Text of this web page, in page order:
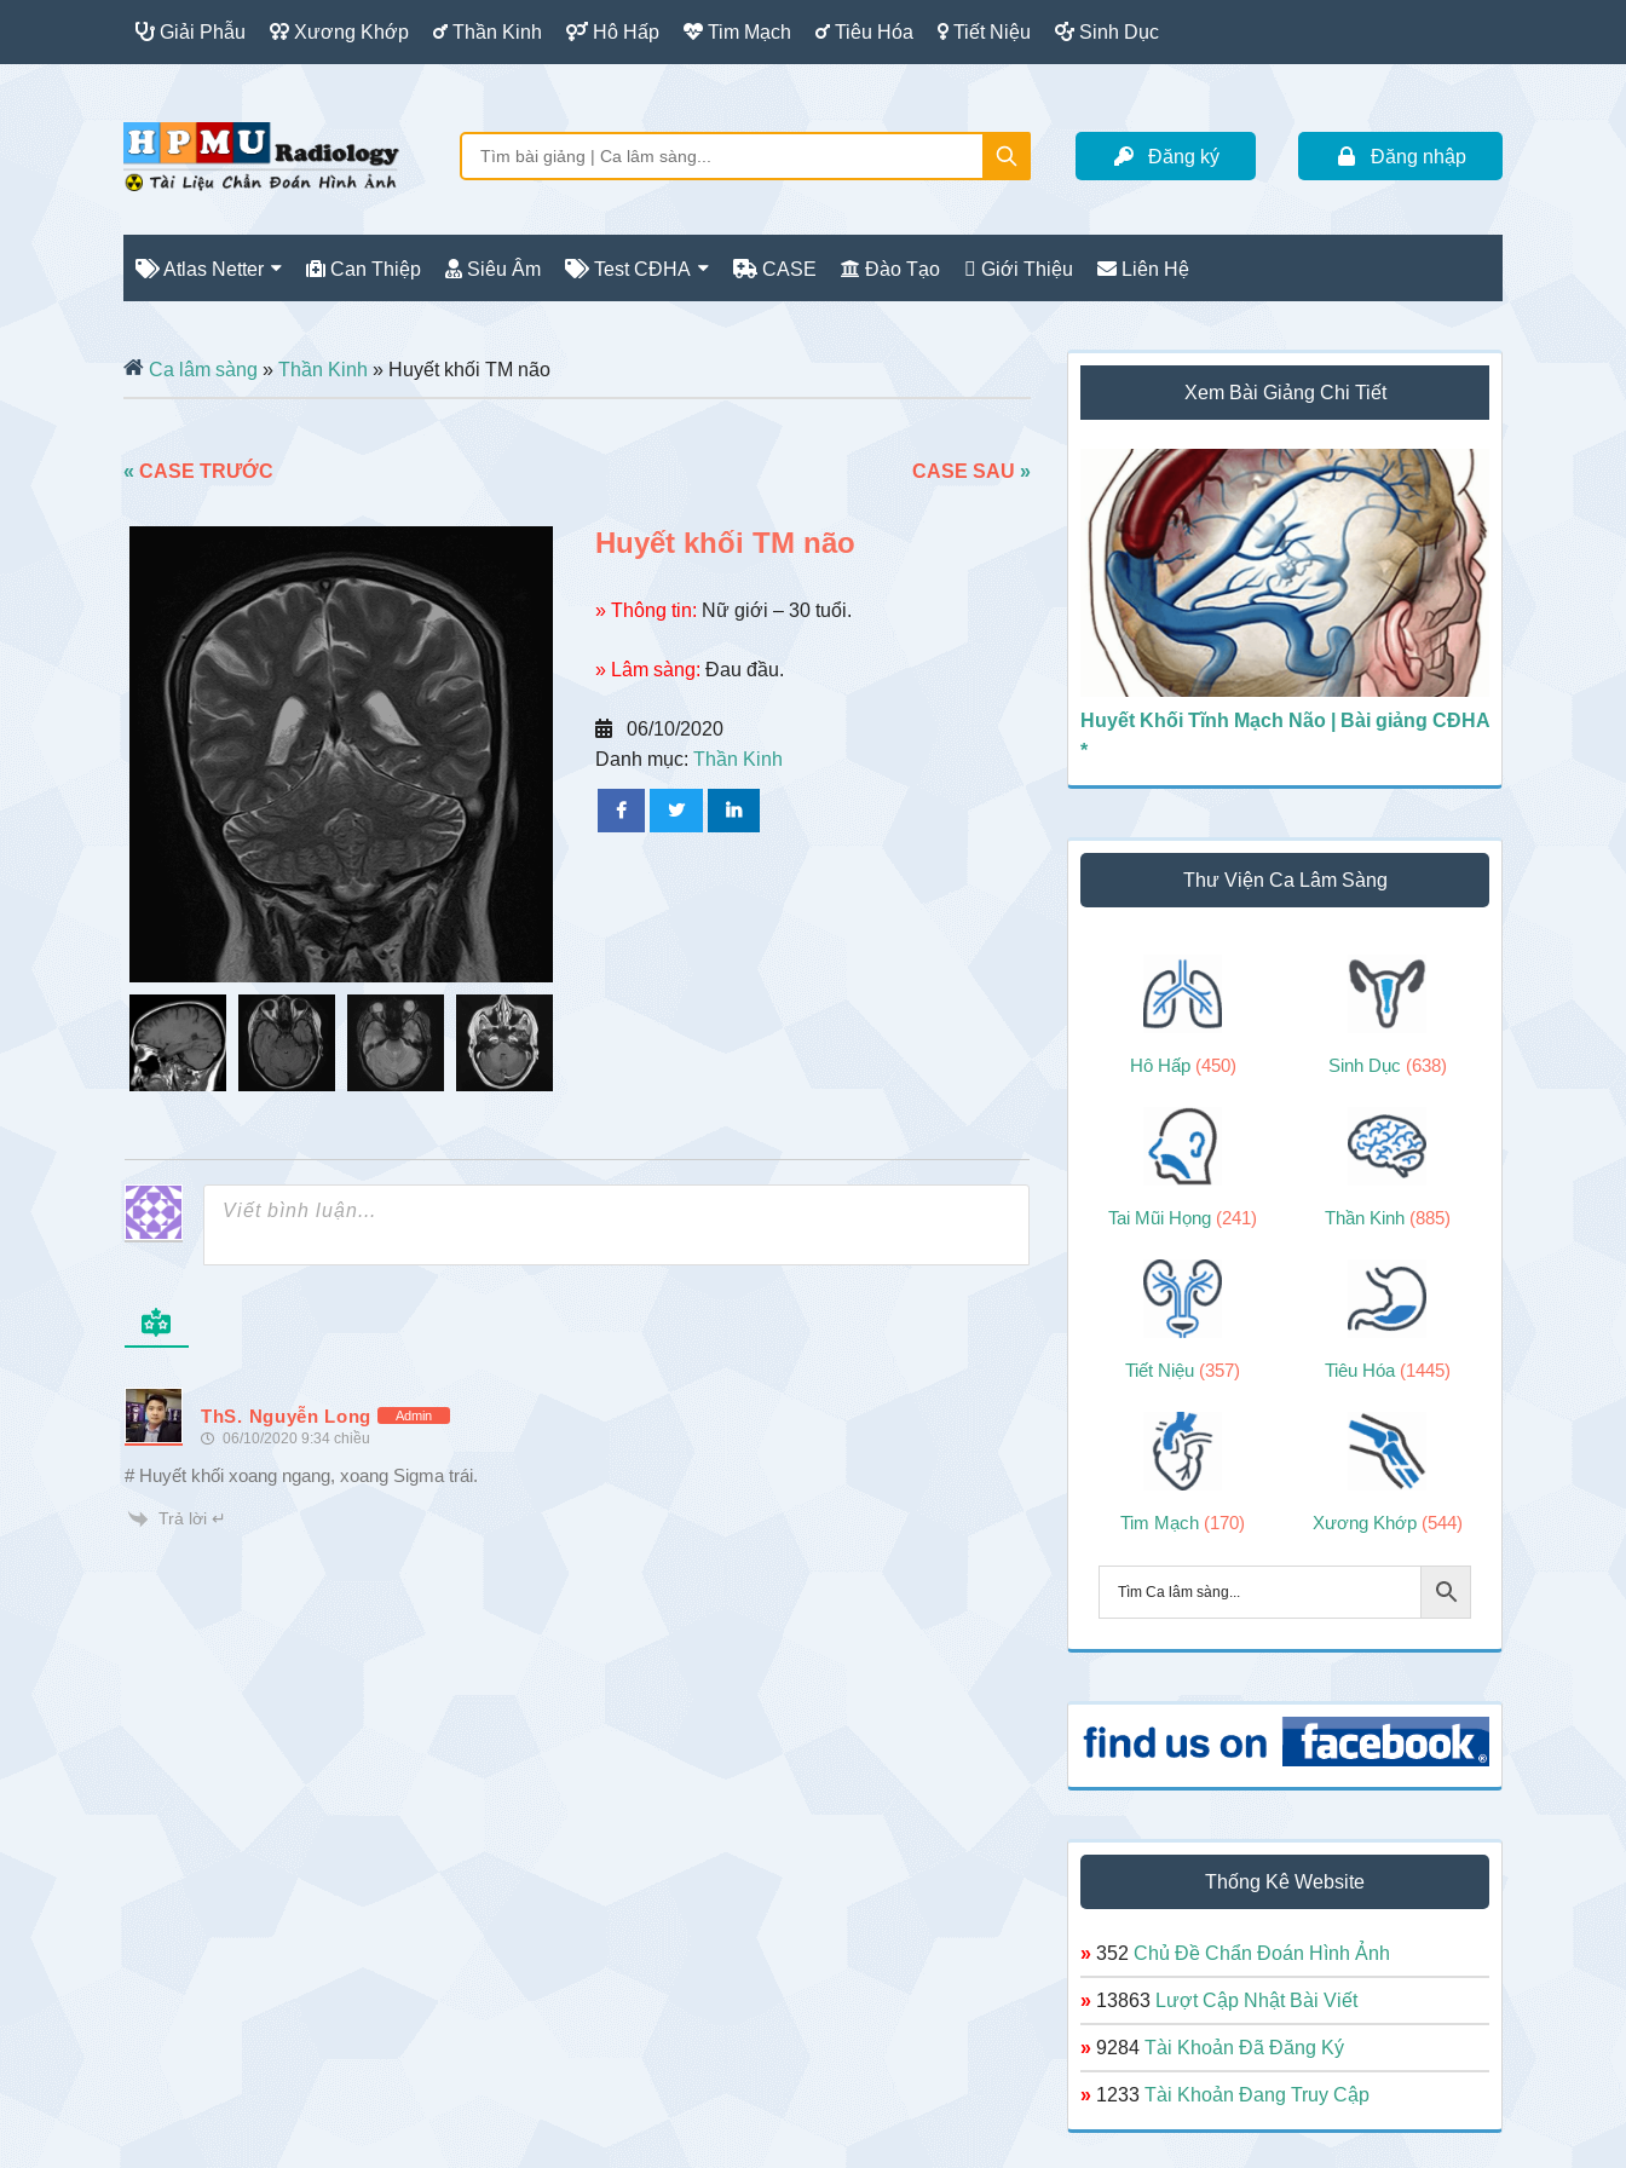
Giải Phẫu Xương Khớp Thần Kinh Hô Hấp Tim Mạch Tiêu Hóa Tiết Niệu Sinh Dục
Đăng ký Đăng nhập
Atlas Netter Can Thiệp Siêu Âm Test CĐHA CASE Đào Tạo Giới Thiệu Liên Hệ
Ca lâm sàng » Thần Kinh » Huyết khối TM não
« CASE TRƯỚC CASE SAU »
Huyết khối TM não
» Thông tin: Nữ giới – 30 tuổi.
» Lâm sàng: Đau đầu.
06/10/2020
Danh mục: Thần Kinh
ThS. Nguyễn Long Admin
06/10/2020 9:34 chiều
# Huyết khối xoang ngang, xoang Sigma trái.
Trả lời ↵
Sidebar
chính
Xem Bài Giảng Chi Tiết
Huyết Khối Tĩnh Mạch Não | Bài giảng CĐHA
*
Thư Viện Ca Lâm Sàng
Hô Hấp (450) Sinh Dục (638)
Tai Mũi Họng (241) Thần Kinh (885)
Tiết Niệu (357) Tiêu Hóa (1445)
Tim Mạch (170) Xương Khớp (544)
Thống Kê Website
» 352 Chủ Đề Chẩn Đoán Hình Ảnh
» 13863 Lượt Cập Nhật Bài Viết
» 9284 Tài Khoản Đã Đăng Ký
» 1233 Tài Khoản Đang Truy Cập